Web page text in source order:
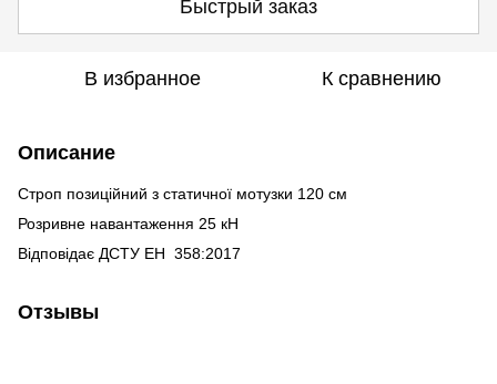
Быстрый заказ
В избранное К сравнению
Описание
Строп позиційний з статичної мотузки 120 см
Розривне навантаження 25 кН
Відповідає ДСТУ ЕН 358:2017
Отзывы